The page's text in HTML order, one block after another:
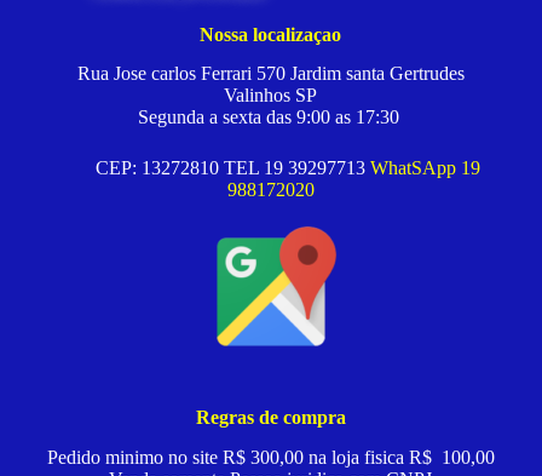
Nossa localizaçao
Rua Jose carlos Ferrari 570 Jardim santa Gertrudes
Valinhos SP
Segunda a sexta das 9:00 as 17:30
CEP: 13272810 TEL 19 39297713 WhatSApp 19
988172020
Regras de compra
Pedido minimo no site R$ 300,00 na loja fisica R$ 100,00